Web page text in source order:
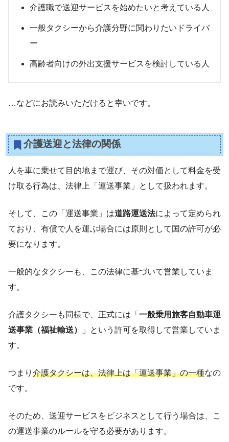
介護職で送迎サービスを始めたいと考えている人
一般タクシーから介護分野に関わりたいドライバ
ー
高齢者向けの外出支援サービスを検討している人
…などにお読みいただけると幸いです。
介護送迎と法律の関係
人を車に乗せて目的地まで運び、その対価として料金を受
け取る行為は、法律上「運送事業」として扱われます。
そして、この「運送事業」は道路運送法によって定められ
ており、有償で人を運ぶ場合には原則として国の許可が必
要になります。
一般的なタクシーも、この法律に基づいて営業していま
す。
介護タクシーも同様で、正式には「 一般乗用旅客自動車運
送事業（福祉輸送）
」という許可を取得して営業していま
す。
つまり 介護タクシーは、法律上は「運送事業」の一種なの
です。
そのため、送迎サービスをビジネスとして行う場合は、こ
の運送事業のルールを守る必要があります。